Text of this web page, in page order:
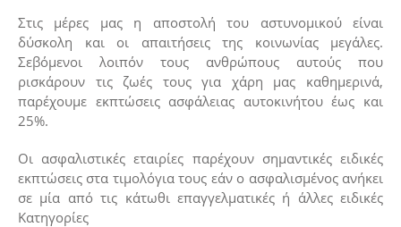
Στις μέρες μας η αποστολή του αστυνομικού είναι
δύσκολη και οι απαιτήσεις της κοινωνίας μεγάλες.
Σεβόμενοι λοιπόν τους ανθρώπους αυτούς που
ρισκάρουν τις ζωές τους για χάρη μας καθημερινά,
παρέχουμε εκπτώσεις ασφάλειας αυτοκινήτου έως και
25%.
Οι ασφαλιστικές εταιρίες παρέχουν σημαντικές ειδικές
εκπτώσεις στα τιμολόγια τους εάν ο ασφαλισμένος ανήκει
σε μία από τις κάτωθι επαγγελματικές ή άλλες ειδικές
Κατηγορίες